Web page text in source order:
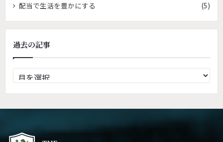
配当で生活を豊かにする
(5)
過去の記事
去
の